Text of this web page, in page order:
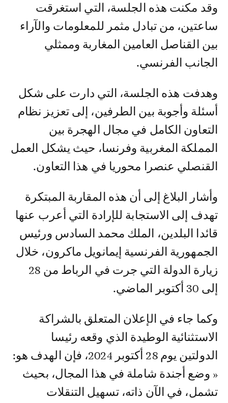
وقد مكنت هذه الجلسة، التي استغرقت
ساعتين، من تبادل مثمر للمعلومات والآراء
بين القناصل العامين المغاربة وممثلي
الجانب الفرنسي.
وهدفت هذه الجلسة، التي دارت على شكل
أسئلة وأجوبة بين الطرفين، إلى تعزيز نظام
التعاون الكامل في مجال الهجرة بين
المملكة المغربية وفرنسا، حيث يشكل العمل
القنصلي عنصرا محوريا في هذا التعاون.
وأشار البلاغ إلى أن هذه المقاربة المبتكرة
تهدف إلى الاستجابة للإرادة التي أعرب عنها
قائدا البلدين، الملك محمد السادس ورئيس
الجمهورية الفرنسية إيمانويل ماكرون، خلال
زيارة الدولة التي جرت في الرباط من 28
إلى 30 أكتوبر الماضي.
وكما جاء في الإعلان المتعلق بالشراكة
الاستثنائية الوطيدة الذي وقعه رئيسا
الدولتين يوم 28 أكتوبر 2024، فإن الهدف هو:
« وضع أجندة شاملة في هذا المجال، بحيث
تشمل، في الآن ذاته، تسهيل التنقلات